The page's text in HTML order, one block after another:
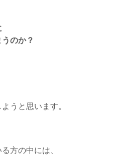
のか？
うと思います。
方の中には、